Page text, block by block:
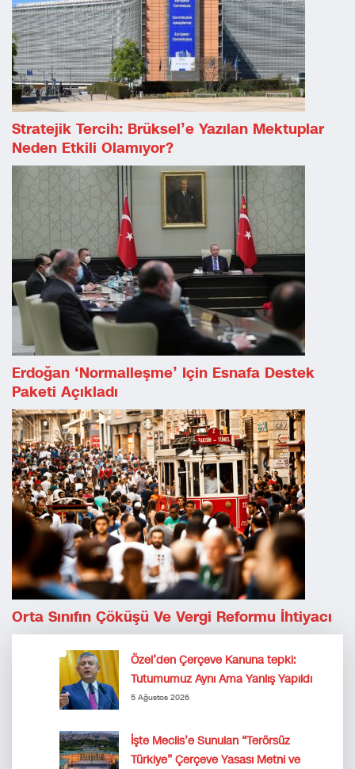
Stratejik Tercih: Brüksel’e Yazılan Mektuplar
Neden Etkili Olamıyor?
Erdoğan ‘normalleşme’ Için Esnafa Destek
Paketi Açıkladı
Orta Sınıfın Çöküşü Ve Vergi Reformu İhtiyacı
Özel’den Çerçeve Kanuna tepki:
Tutumumuz Aynı Ama Yanlış Yapıldı
5 Ağustos 2026
İşte Meclis’e Sunulan “Terörsüz
Türkiye” Çerçeve Yasası Metni ve